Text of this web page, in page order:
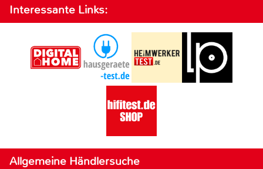
Interessante Links:
Allgemeine Händlersuche